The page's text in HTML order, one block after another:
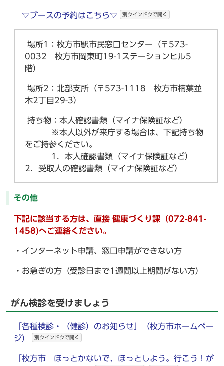
▽ブースの予約はこちら▽ 別ウインドウで開く
場所1：枚方市駅市民窓口センター（〒573-
0032 枚方市岡東町19-1ステーションヒル5
階）
場所2：北部支所（〒573-1118 枚方市楠葉並
木2丁目29-3）
持ち物：本人確認書類（マイナ保険証など）
※本人以外が来庁する場合は、下記持ち物
をご持参ください。
1．本人確認書類（マイナ保険証など）
2．受取人の確認書類（マイナ保険証など）
その他
下記に該当する方は、直接 健康づくり課（072-841-
1458)へご連絡ください。
・インターネット申請、窓口申請ができない方
・お急ぎの方（受診日まで1週間以上期間がない方）
がん検診を受けましょう
「各種検診・（健診）のお知らせ」（枚方市ホームペー
ジ）
別ウインドウで開く
「枚方市 ほっとかないで、ほっとしよう。行こう！が